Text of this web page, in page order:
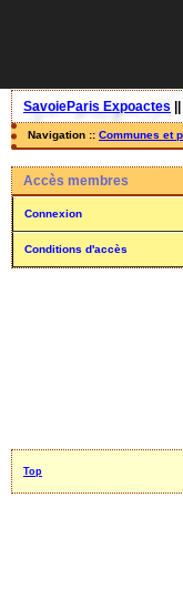
SavoieParis Expoactes
Navigation :: Communes et
Accès membres
Connexion
Conditions d'accès
Top